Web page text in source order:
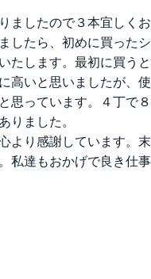
ましたので３本宜しくお
したら、初めに買ったシ
たします。最初に買うと
高いと思いましたが、使
思っています。４丁で８
りました。
より感謝しています。末
私達もおかげで良き仕事